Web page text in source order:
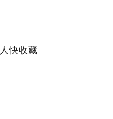
快收藏